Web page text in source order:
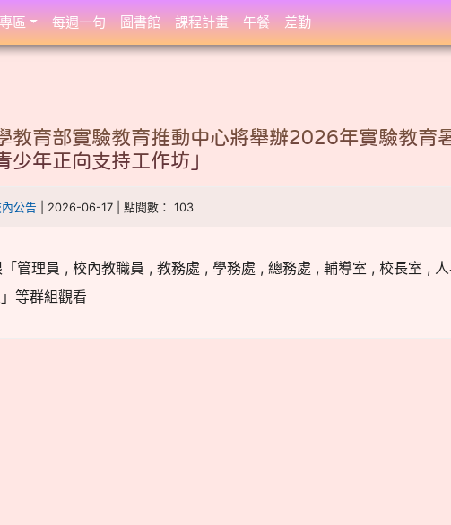
教育部實驗教育推動中心將舉辦2026年實驗教育
少年正向支持工作坊」
公告 | 2026-06-17 | 點閱數： 103
管理員 , 校內教職員 , 教務處 , 學務處 , 總務處 , 輔導室 , 校長室 ,
等群組觀看
區 每週一句 圖書館 課程計畫 午餐 差勤